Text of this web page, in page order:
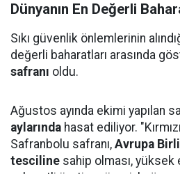
Dünyanın En Değerli
Sıkı güvenlik önlemlerinin
değerli baharatları arasında
safranı oldu.
Ağustos ayında ekimi yapılan
aylarında hasat ediliyor.
Safranbolu safranı, Avrupa
tesciline sahip olması,